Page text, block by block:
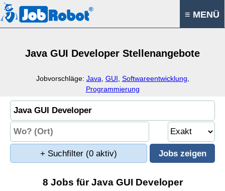
≡ MENÜ
Java GUI Developer Stellenangebote
Jobvorschläge: Java GUI Softwareentwicklung
Programmierung
+ Suchfilter (0 aktiv)
8 Jobs für Java GUI Developer